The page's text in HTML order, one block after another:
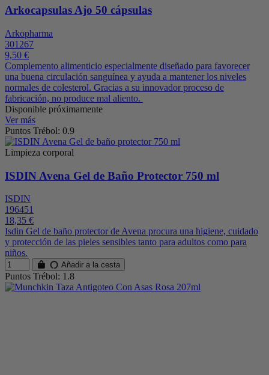
Arkocapsulas Ajo 50 cápsulas
Arkopharma
301267
9,50 €
Complemento alimenticio especialmente diseñado para favorecer
una buena circulación sanguínea y ayuda a mantener los niveles
normales de colesterol. Gracias a su innovador proceso de
fabricación, no produce mal aliento.
Disponible próximamente
Ver más
Puntos Trébol: 0.9
Limpieza corporal
ISDIN Avena Gel de Baño Protector 750 ml
ISDIN
196451
18,35 €
Isdin Gel de baño protector de Avena procura una higiene, cuidado
y protección de las pieles sensibles tanto para adultos como para
niños.
Añadir a la cesta
Puntos Trébol: 1.8